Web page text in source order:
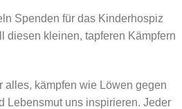
Spenden für das Kinderhospiz
diesen kleinen, tapferen Kämpfern
alles, kämpfen wie Löwen gegen
Lebensmut uns inspirieren. Jeder